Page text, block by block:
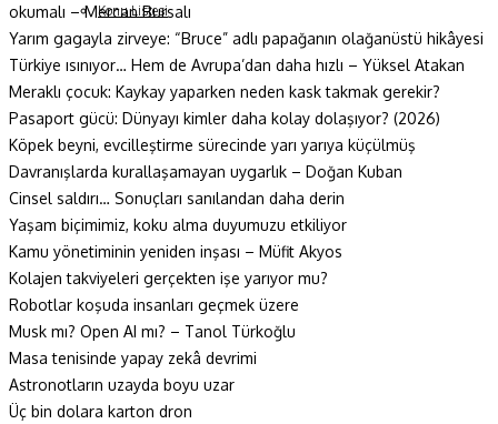
Konu Listesi
okumalı – Mercan Bursalı
Yarım gagayla zirveye: “Bruce” adlı papağanın olağanüstü hikâyesi
Türkiye ısınıyor… Hem de Avrupa’dan daha hızlı – Yüksel Atakan
Meraklı çocuk: Kaykay yaparken neden kask takmak gerekir?
Pasaport gücü: Dünyayı kimler daha kolay dolaşıyor? (2026)
Köpek beyni, evcilleştirme sürecinde yarı yarıya küçülmüş
Davranışlarda kurallaşamayan uygarlık – Doğan Kuban
Cinsel saldırı… Sonuçları sanılandan daha derin
Yaşam biçimimiz, koku alma duyumuzu etkiliyor
Kamu yönetiminin yeniden inşası – Müfit Akyos
Kolajen takviyeleri gerçekten işe yarıyor mu?
Robotlar koşuda insanları geçmek üzere
Musk mı? Open AI mı? – Tanol Türkoğlu
Masa tenisinde yapay zekâ devrimi
Astronotların uzayda boyu uzar
Üç bin dolara karton dron